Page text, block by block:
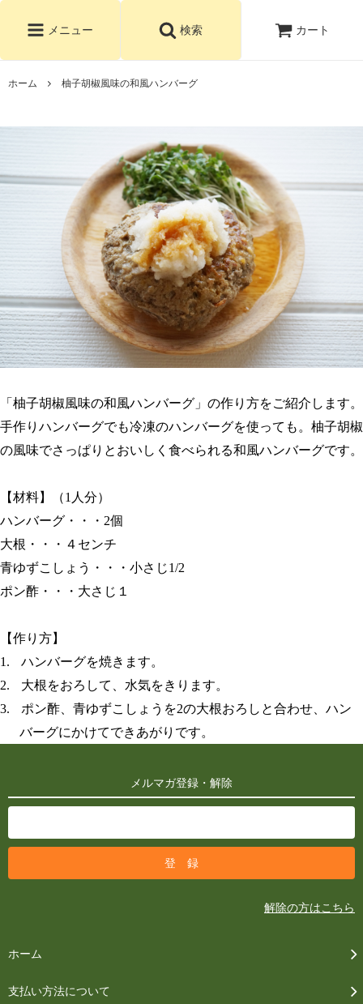
メニュー 検索 カート
ホーム 柚子胡椒風味の和風ハンバーグ
「柚子胡椒風味の和風ハンバーグ」の作り方をご紹介します。
手作りハンバーグでも冷凍のハンバーグを使っても。柚子胡椒
の風味でさっぱりとおいしく食べられる和風ハンバーグです。
【材料】（1 人分）
ハンバーグ・・・ 2個
大根・・・４センチ
青ゆずこしょう・・・小さじ1/2
ポン酢・・・大さじ１
【作り方】
1.
ハンバーグを焼きます。
2.
大根をおろして、水気をきります。
3.
ポン酢、青ゆずこしょうを2の大根おろしと合わせ、ハン
バーグにかけてできあがりです。
メルマガ登録・解除
解除の方はこちら
ホーム
支払い方法について